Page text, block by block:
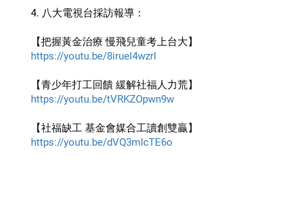
4. 八大電視台採訪報導：
【把握黃金治療 慢飛兒童考上台大】
https://youtu.be/8iruel4wzrI
【青少年打工回饋 緩解社福人力荒】
https://youtu.be/tVRKZOpwn9w
【社福缺工 基金會媒合工讀創雙贏】
https://youtu.be/dVQ3mIcTE6o